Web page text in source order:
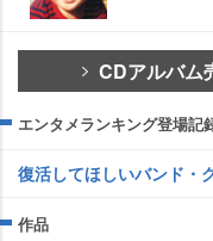
CDアルバム
エンタメランキング登場記
復活してほしいバンド・
作品